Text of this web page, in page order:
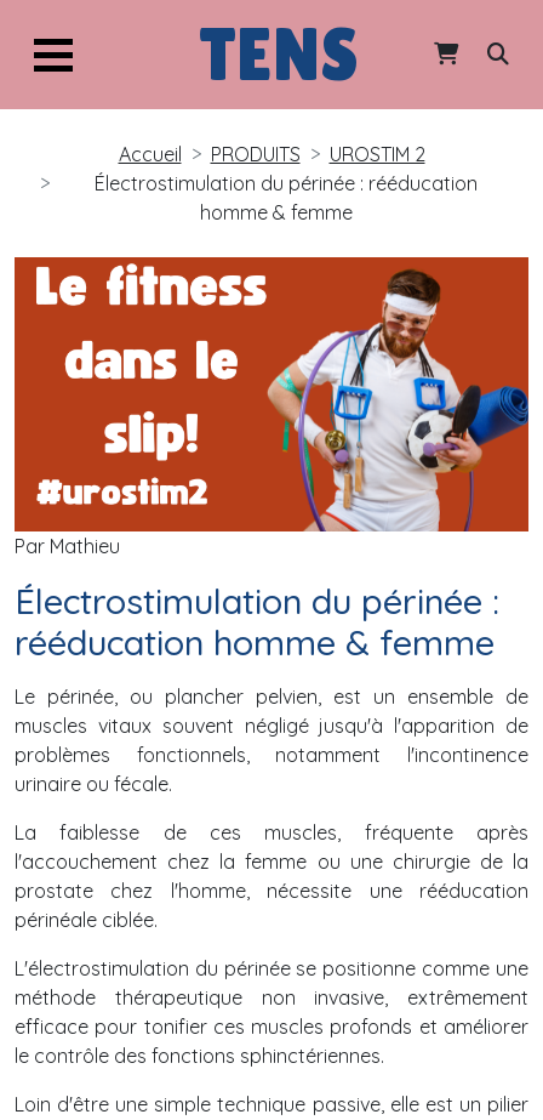
TENS
Accueil PRODUITS
UROSTIM 2
Électrostimulation du périnée : rééducation
homme & femme
Par Mathieu
Électrostimulation du périnée :
rééducation homme & femme
Le périnée, ou plancher pelvien, est un ensemble de
muscles vitaux souvent négligé jusqu'à l'apparition de
problèmes fonctionnels, notamment l'incontinence
urinaire ou fécale.
La faiblesse de ces muscles, fréquente après
l'accouchement chez la femme ou une chirurgie de la
prostate chez l'homme, nécessite une rééducation
périnéale ciblée.
L'électrostimulation du périnée se positionne comme une
méthode thérapeutique non invasive, extrêmement
efficace pour tonifier ces muscles profonds et améliorer
le contrôle des fonctions sphinctériennes.
Loin d'être une simple technique passive, elle est un pilier